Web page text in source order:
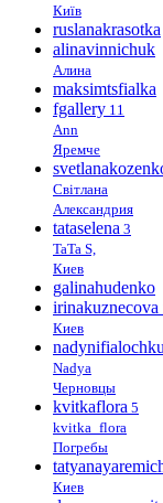
Київ
ruslanakrasotka
alinavinnichuk
Алина
maksimtsfialka
fgallery 11
Ann
Яремче
Світлана
Александрия
tataselena 3
TaTa S,
Киев
galinahudenko
irinakuznecova
Киев
nadynifialochku
Nadya
Черновцы
kvitkaflora 5
kvitka_flora
Погребы
Киев